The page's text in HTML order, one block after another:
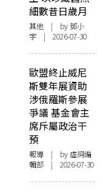
細數昔日歲月
其他 | by 鄧小
宇 | 2026-07-30
歐盟終止威尼
斯雙年展資助
涉俄羅斯參展
爭議 基金會主
席斥屬政治干
預
報導 | by 虛詞編
輯部 | 2026-07-30